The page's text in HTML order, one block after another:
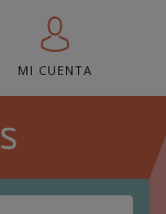
MI CUENTA